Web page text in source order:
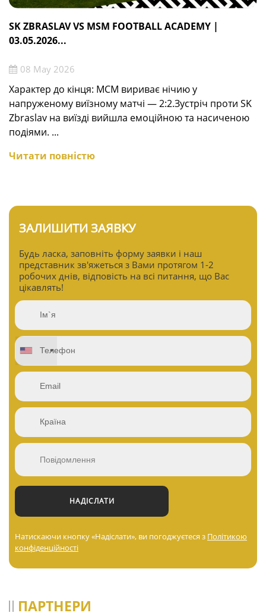
SK ZBRASLAV VS MSM FOOTBALL ACADEMY |
03.05.2026...
08 May 2026
Характер до кінця: МСМ вириває нічию у
напруженому виїзному матчі — 2:2.Зустріч проти SK
Zbraslav на виїзді вийшла емоційною та насиченою
подіями. ...
Читати повністю
ЗАЛИШИТИ ЗАЯВКУ
Будь ласка, заповніть форму заявки і наш
представник зв'яжеться з Вами протягом 1-2
робочих днів, відповість на всі питання, що Вас
цікавлять!
Натискаючи кнопку «Надіслати», ви погоджуєтеся з Політикою
конфіденційності
ПАРТНЕРИ